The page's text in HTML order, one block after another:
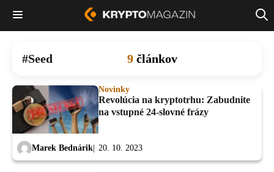
Seed 9 článkov
Novinky
Revolúcia na kryptotrhu: Zabudnite
na vstupné 24-slovné frázy
Marek Bednárik 20. 10. 2023